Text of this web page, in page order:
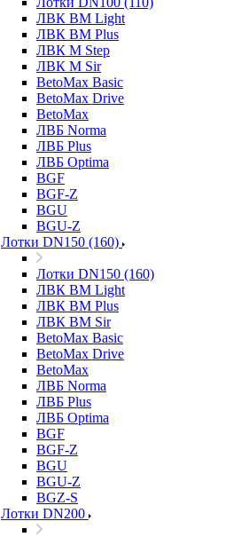
ЛВК ВМ Light
ЛВК ВМ Plus
ЛВК М Step
ЛВК М Sir
BetoMax Basic
BetoMax Drive
BetoMax
ЛВБ Norma
ЛВБ Plus
ЛВБ Optima
BGF
BGF-Z
BGU
BGU-Z
Лотки DN150 (160)
Лотки DN150 (160)
ЛВК ВМ Light
ЛВК ВМ Plus
ЛВК ВМ Sir
BetoMax Basic
BetoMax Drive
BetoMax
ЛВБ Norma
ЛВБ Plus
ЛВБ Optima
BGF
BGF-Z
BGU
BGU-Z
BGZ-S
Лотки DN200